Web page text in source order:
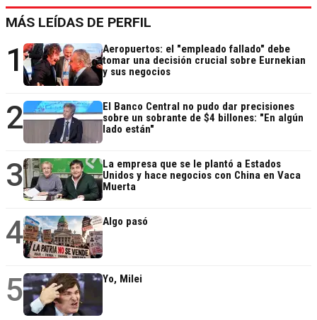
MÁS LEÍDAS DE PERFIL
1
Aeropuertos: el "empleado fallado" debe
tomar una decisión crucial sobre Eurnekian
y sus negocios
2
El Banco Central no pudo dar precisiones
sobre un sobrante de $4 billones: "En algún
lado están"
3
La empresa que se le plantó a Estados
Unidos y hace negocios con China en Vaca
Muerta
4 Algo pasó
5 Yo, Milei